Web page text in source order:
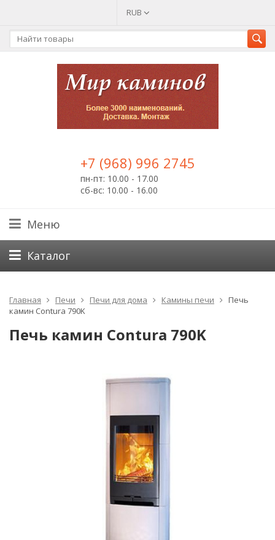
RUB
+7 (968) 996 2745
пн-пт: 10.00 - 17.00
сб-вс: 10.00 - 16.00
Меню
Каталог
Главная Печи Печи для дома Камины печи
Печь
камин Contura 790K
Печь камин Contura 790K